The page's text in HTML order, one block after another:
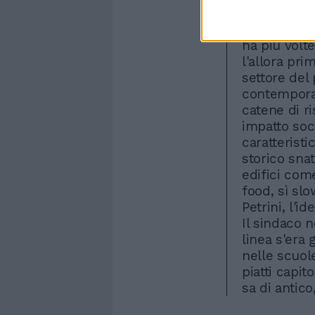
Marsilio,
ha più
l'allora
settore del
catene di
impatto
storico
edifici
food, sì
Petrini,
Il sindaco
linea s'era
nelle
piatti
sa di